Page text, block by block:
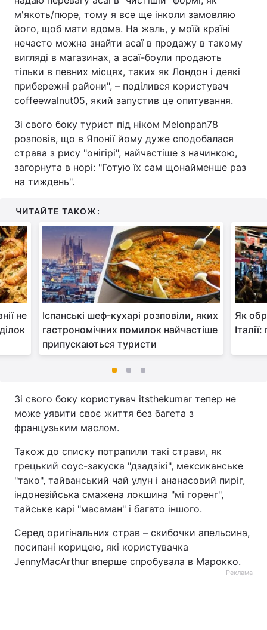
м'якоть/пюре, тому я все ще інколи замовляю
його, щоб мати вдома. На жаль, у моїй країні
нечасто можна знайти асаї в продажу в такому
вигляді в магазинах, а асаї-боули продають
тільки в певних місцях, таких як Лондон і деякі
прибережні райони", – поділився користувач
coffeewalnut05, який запустив це опитування.
Зі свого боку турист під ніком Melonpan78
розповів, що в Японії йому дуже сподобалася
страва з рису "онігірі", найчастіше з начинкою,
загорнута в норі: "Готую їх сам щонайменше раз
на тиждень".
ЧИТАЙТЕ ТАКОЖ:
не
Іспанські шеф-кухарі розповіли, яких
гастрономічних помилок найчастіше
припускаються туристи
Як
Зі свого боку користувач itsthekumar тепер не
може уявити своє життя без багета з
французьким маслом.
Також до списку потрапили такі страви, як
грецький соус-закуска "дзадзікі", мексиканське
"тако", тайванський чай улун і ананасовий пиріг,
індонезійська смажена локшина "мі горенг",
тайське карі "масаман" і багато іншого.
Серед оригінальних страв – скибочки апельсина,
посипані корицею, які користувачка
JennyMacArthur вперше спробувала в Марокко.
Реклама